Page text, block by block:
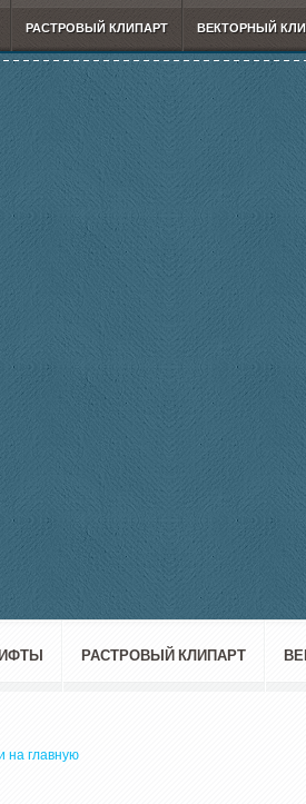
РАСТРОВЫЙ КЛИПАРТ ВЕКТОРНЫЙ
РАСТРОВЫЙ КЛИПАРТ
на главную